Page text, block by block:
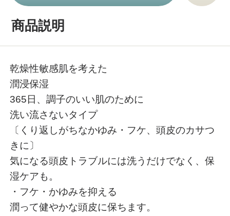
商品説明
乾燥性敏感肌を考えた
潤浸保湿
365日、調子のいい肌のために
洗い流さないタイプ
〔くり返しがちなかゆみ・フケ、頭皮のカサつ
きに〕
気になる頭皮トラブルには洗うだけでなく、保
湿ケアも。
・フケ・かゆみを抑える
潤って健やかな頭皮に保ちます。